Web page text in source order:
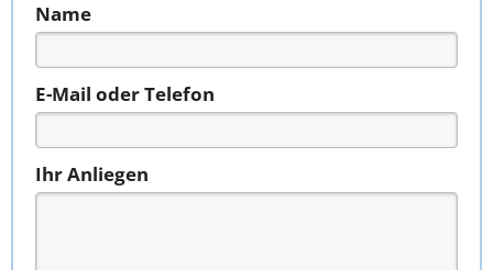
Name
E-Mail oder Telefon
Ihr Anliegen